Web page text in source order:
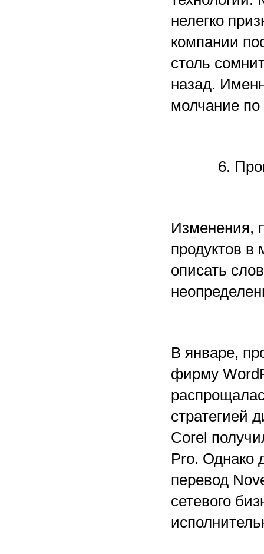
нелегко
компании
столь
назад.
молчание по
6.
Изменения,
продуктов в
описать
В январе,
фирму
стратегией
Corel
Pro. Однако
перевод
сетевого